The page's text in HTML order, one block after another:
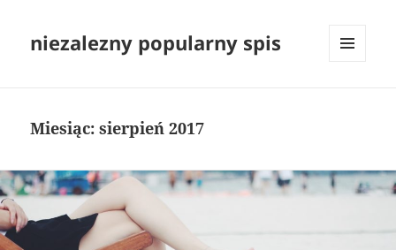
niezalezny popularny spis
Miesiąc:sierpień 2017